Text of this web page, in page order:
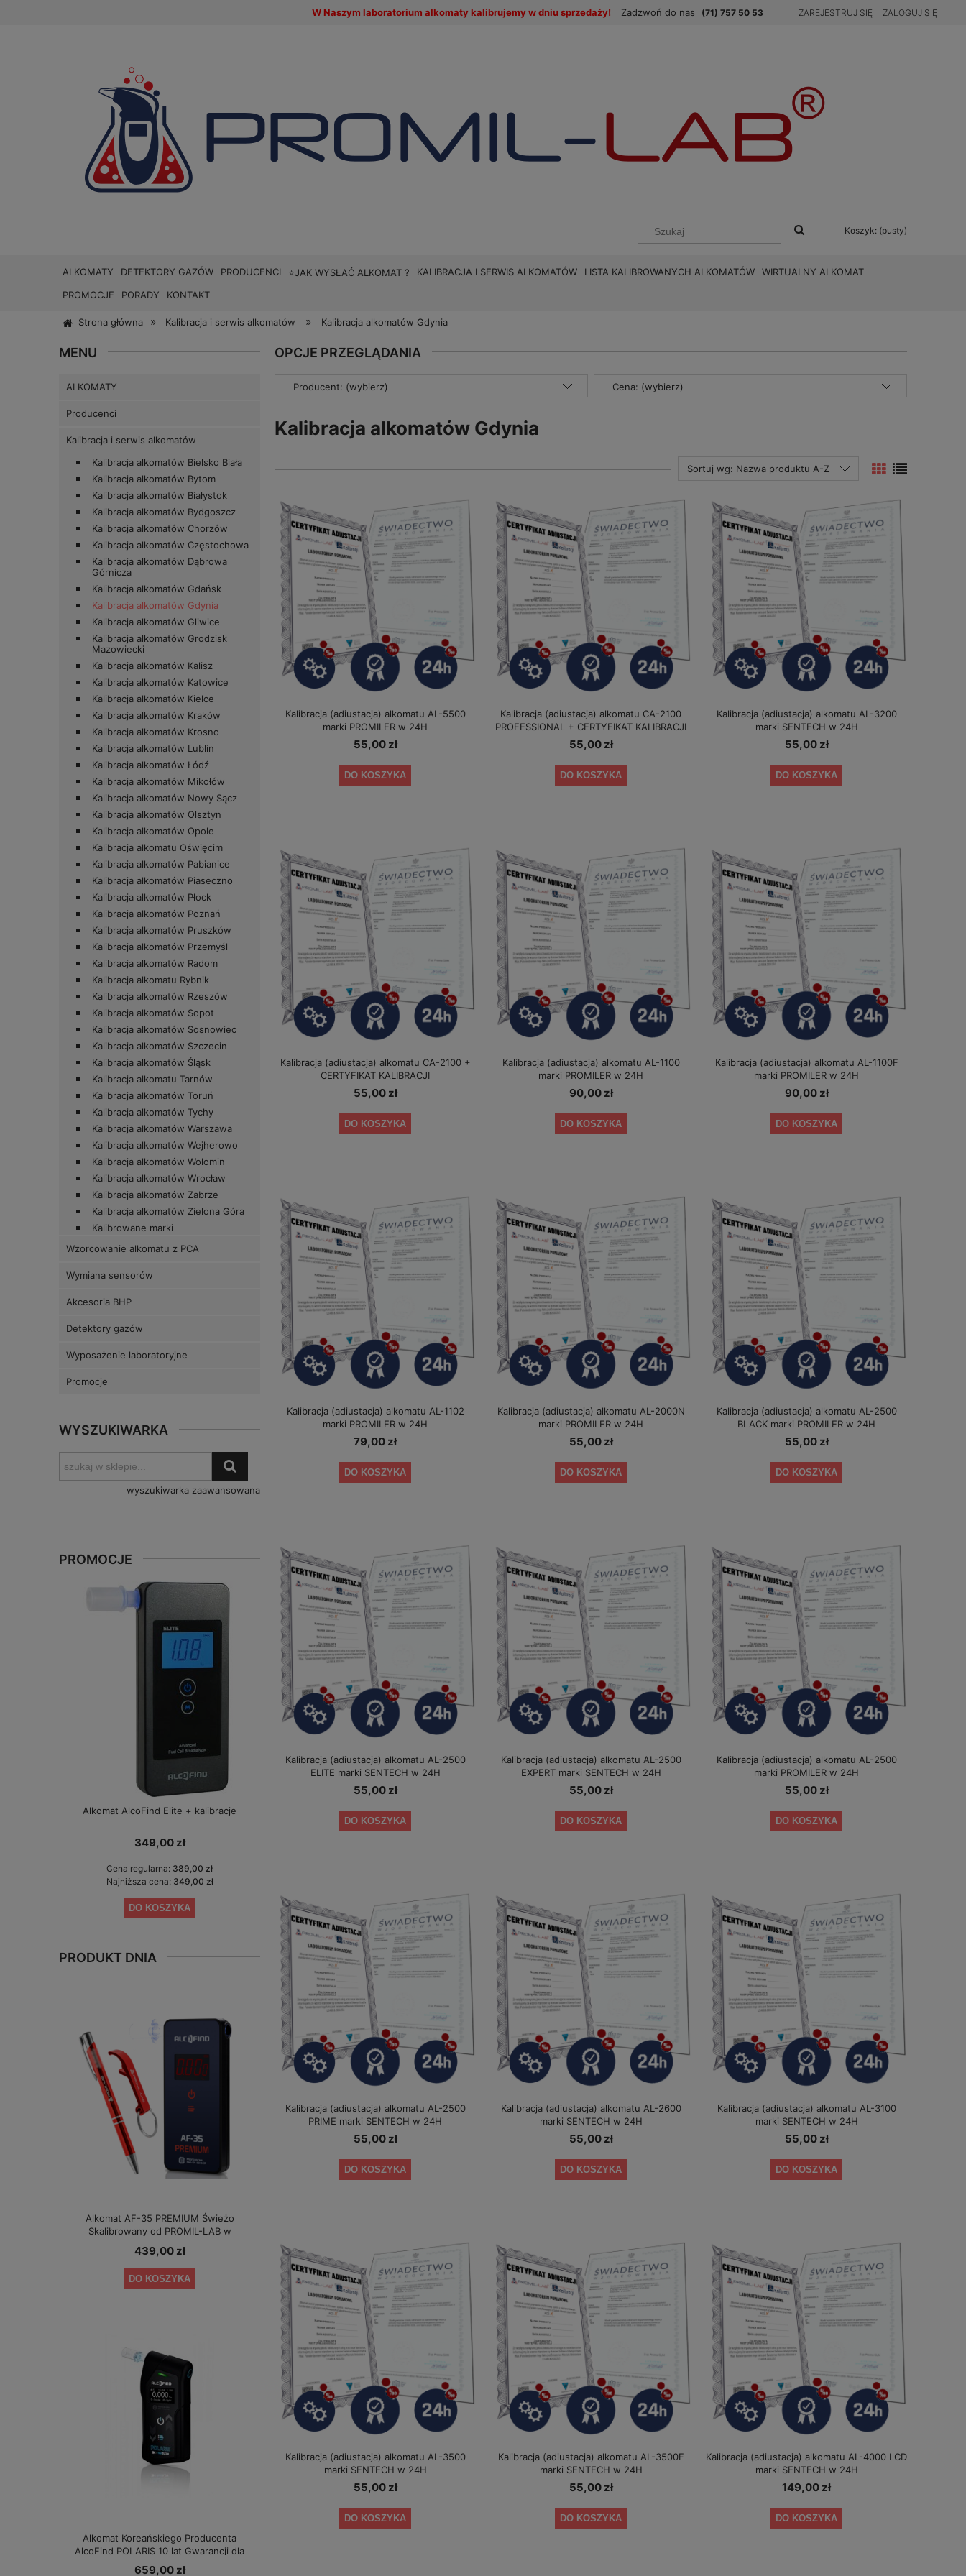
W Naszym laboratorium alkomaty kalibrujemy w dniu sprzedaży! Zadzwoń do nas (71) 757 50 53 ZAREJESTRUJ SIĘ ZALOGUJ SIĘ
Koszyk: (pusty)
ALKOMATY DETEKTORY GAZÓW PRODUCENCI ⭐JAK WYSŁAĆ ALKOMAT ? KALIBRACJA I SERWIS ALKOMATÓW LISTA KALIBROWANYCH ALKOMATÓW
WIRTUALNY ALKOMAT
PROMOCJE
PORADY KONTAKT
Strona główna » Kalibracja i serwis alkomatów » Kalibracja alkomatów Gdynia
MENU
ALKOMATY
Producenci
Kalibracja i serwis alkomatów
Kalibracja alkomatów Bielsko Biała
Kalibracja alkomatów Bytom
Kalibracja alkomatów Białystok
Kalibracja alkomatów Bydgoszcz
Kalibracja alkomatów Chorzów
Kalibracja alkomatów Częstochowa
Kalibracja alkomatów Dąbrowa
Górnicza
Kalibracja alkomatów Gdańsk
Kalibracja alkomatów Gdynia
Kalibracja alkomatów Gliwice
Kalibracja alkomatów Grodzisk
Mazowiecki
Kalibracja alkomatów Kalisz
Kalibracja alkomatów Katowice
Kalibracja alkomatów Kielce
Kalibracja alkomatów Kraków
Kalibracja alkomatów Krosno
Kalibracja alkomatów Lublin
Kalibracja alkomatów Łódź
Kalibracja alkomatów Mikołów
Kalibracja alkomatów Nowy Sącz
Kalibracja alkomatów Olsztyn
Kalibracja alkomatów Opole
Kalibracja alkomatu Oświęcim
Kalibracja alkomatów Pabianice
Kalibracja alkomatów Piaseczno
Kalibracja alkomatów Płock
Kalibracja alkomatów Poznań
Kalibracja alkomatów Pruszków
Kalibracja alkomatów Przemyśl
Kalibracja alkomatów Radom
Kalibracja alkomatu Rybnik
Kalibracja alkomatów Rzeszów
Kalibracja alkomatów Sopot
Kalibracja alkomatów Sosnowiec
Kalibracja alkomatów Szczecin
Kalibracja alkomatów Śląsk
Kalibracja alkomatu Tarnów
Kalibracja alkomatów Toruń
Kalibracja alkomatów Tychy
Kalibracja alkomatów Warszawa
Kalibracja alkomatów Wejherowo
Kalibracja alkomatów Wołomin
Kalibracja alkomatów Wrocław
Kalibracja alkomatów Zabrze
Kalibracja alkomatów Zielona Góra
Kalibrowane marki
Wzorcowanie alkomatu z PCA
Wymiana sensorów
Akcesoria BHP
Detektory gazów
Wyposażenie laboratoryjne
Promocje
WYSZUKIWARKA
wyszukiwarka zaawansowana
PROMOCJE
Alkomat AlcoFind Elite + kalibracje
349,00 zł
Cena regularna: 389,00 zł
Najniższa cena:349,00 zł
DO KOSZYKA
Alkomat Elektrochemiczny AlcoFind DA-
8500E + certyfikat
DO KOSZYKA
Alkomat PRO X-5 + 5lat gwarancji +
okresowe kalibracje w cenie alkomatu
DO KOSZYKA
Alkomat ALKOTOP PLUS do badań bez
ustnika
DO KOSZYKA
PRODUKT DNIA
Alkomat AF-35 PREMIUM Świeżo
Skalibrowany od PROMIL-LAB w
specjalnej cenie!
439,00 zł
DO KOSZYKA
Alkomat Koreańskiego Producenta
AlcoFind POLARIS 10 lat Gwarancji dla
Małych Firm
659,00 zł
OPCJE PRZEGLĄDANIA
Producent: (wybierz) Cena: (wybierz)
Kalibracja alkomatów Gdynia
Sortuj wg: Nazwa produktu A-Z
Kalibracja (adiustacja) alkomatu AL-5500
marki PROMILER w 24H
55,00 zł
DO KOSZYKA
Kalibracja (adiustacja) alkomatu CA-2100
PROFESSIONAL + CERTYFIKAT KALIBRACJI
55,00 zł
DO KOSZYKA
Kalibracja (adiustacja) alkomatu AL-3200
marki SENTECH w 24H
55,00 zł
DO KOSZYKA
Kalibracja (adiustacja) alkomatu CA-2100 +
CERTYFIKAT KALIBRACJI
55,00 zł
DO KOSZYKA
Kalibracja (adiustacja) alkomatu AL-1100
marki PROMILER w 24H
90,00 zł
DO KOSZYKA
Kalibracja (adiustacja) alkomatu AL-1100F
marki PROMILER w 24H
90,00 zł
DO KOSZYKA
Kalibracja (adiustacja) alkomatu AL-1102
marki PROMILER w 24H
79,00 zł
DO KOSZYKA
Kalibracja (adiustacja) alkomatu AL-2000N
marki PROMILER w 24H
55,00 zł
DO KOSZYKA
Kalibracja (adiustacja) alkomatu AL-2500
BLACK marki PROMILER w 24H
55,00 zł
DO KOSZYKA
Kalibracja (adiustacja) alkomatu AL-2500
ELITE marki SENTECH w 24H
55,00 zł
DO KOSZYKA
Kalibracja (adiustacja) alkomatu AL-2500
EXPERT marki SENTECH w 24H
55,00 zł
DO KOSZYKA
Kalibracja (adiustacja) alkomatu AL-2500
marki PROMILER w 24H
55,00 zł
DO KOSZYKA
Kalibracja (adiustacja) alkomatu AL-2500
PRIME marki SENTECH w 24H
55,00 zł
DO KOSZYKA
Kalibracja (adiustacja) alkomatu AL-2600
marki SENTECH w 24H
55,00 zł
DO KOSZYKA
Kalibracja (adiustacja) alkomatu AL-3100
marki SENTECH w 24H
55,00 zł
DO KOSZYKA
Kalibracja (adiustacja) alkomatu AL-3500
marki SENTECH w 24H
55,00 zł
DO KOSZYKA
Kalibracja (adiustacja) alkomatu AL-3500F
marki SENTECH w 24H
55,00 zł
DO KOSZYKA
Kalibracja (adiustacja) alkomatu AL-4000 LCD
marki SENTECH w 24H
149,00 zł
DO KOSZYKA